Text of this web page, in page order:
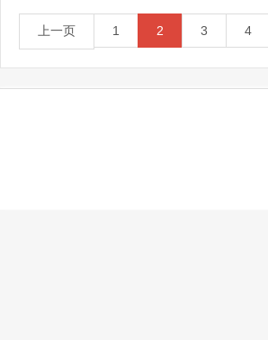
上一页 1 2 3 4